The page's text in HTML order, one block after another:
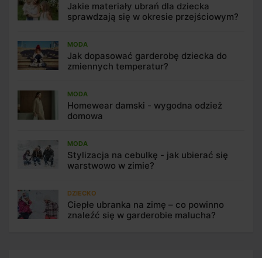
Jakie materiały ubrań dla dziecka
sprawdzają się w okresie przejściowym?
MODA
Jak dopasować garderobę dziecka do
zmiennych temperatur?
MODA
Homewear damski - wygodna odzież
domowa
MODA
Stylizacja na cebulkę - jak ubierać się
warstwowo w zimie?
DZIECKO
Ciepłe ubranka na zimę – co powinno
znaleźć się w garderobie malucha?